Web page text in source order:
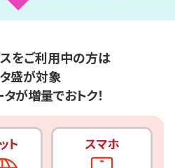
をご利用中の方は
盛が対象
が増量でおトク！